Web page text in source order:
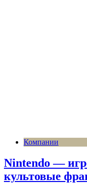
Компании
Nintendo —
культовые